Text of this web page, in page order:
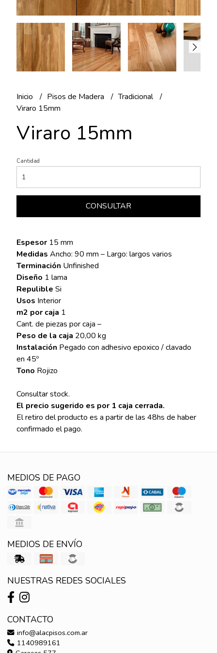
Inicio Pisos de Madera
Tradicional
Viraro 15mm
Viraro 15mm
Cantidad
CONSULTAR
Espesor 15 mm
Medidas Ancho: 90 mm – Largo: largos varios
Terminación Unfinished
Diseño 1 lama
Repulible Si
Usos Interior
m2 por caja 1
Cant. de piezas por caja –
Peso de la caja 20,00 kg
Instalación Pegado con adhesivo epoxico / clavado
en 45º
Tono Rojizo
Consultar stock.
El precio sugerido es por 1 caja cerrada.
El retiro del producto es a partir de las 48hs de haber
confirmado el pago.
MEDIOS DE PAGO
MEDIOS DE ENVÍO
NUESTRAS REDES SOCIALES
CONTACTO
info@alacpisos.com.ar
1140989161